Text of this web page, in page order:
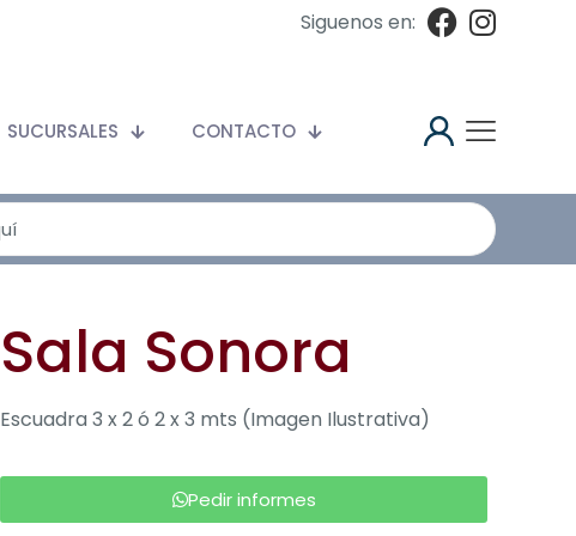
Siguenos en:
SUCURSALES CONTACTO
Sala Sonora
Escuadra 3 x 2 ó 2 x 3 mts (Imagen Ilustrativa)
Pedir informes